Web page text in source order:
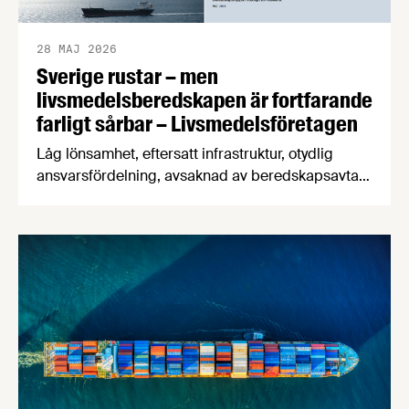
Sverige rustar – men
livsmedelsberedskapen är fortfarande
farligt sårbar – Livsmedelsföretagen
28 MAJ 2026
Låg lönsamhet, eftersatt infrastruktur, otydlig
ansvarsfördelning, avsaknad av beredskapsavtal
krig. Det visar en ny beredskapsrapport från
Livsmedelsföretagen som också konstaterar att
produktionen av svenska livsmedel minskar i en
tid när produktionen måste öka för att stärka
beredskapen.